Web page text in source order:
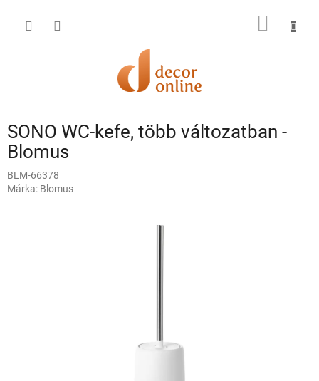
KOSÁR
SONO WC-kefe, több változatban -
Blomus
BLM-66378
Márka: Blomus